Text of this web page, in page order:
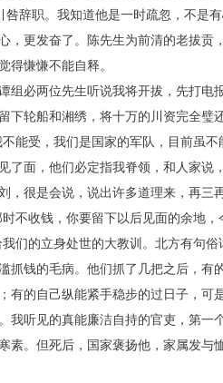
咎辞职。我知道他是一时疏忽，不是
，更发奋了。陈先生为前清的老拔
得慊慊不能自释。
组必两位先生听说我将开拔，先打
下轮船和湘绣，将十万的川资完全璧
不能受，我们是国家的军队，目前虽
了面，他们必定指我脊领，和人家
，很是会说，说出许多道理来，再三
时不收钱，你要留下以后见面的余地
我们的立身处世的大教训。北方有句
抓钱的毛病。他们抓了几把之后，
有的自己纵能紧手稳步的过日子，
我听见的真能廉洁自持的官吏，第
素。但死后，国家褒扬他，家属发